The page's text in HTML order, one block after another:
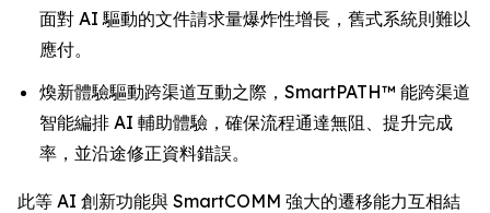
面對 AI 驅動的文件請求量爆炸性增長，舊式系統則難以
應付。
煥新體驗驅動跨渠道互動之際，SmartPATH™ 能跨渠道
智能編排 AI 輔助體驗，確保流程通達無阻、提升完成
率，並沿途修正資料錯誤。
此等 AI 創新功能與 SmartCOMM 強大的遷移能力互相結